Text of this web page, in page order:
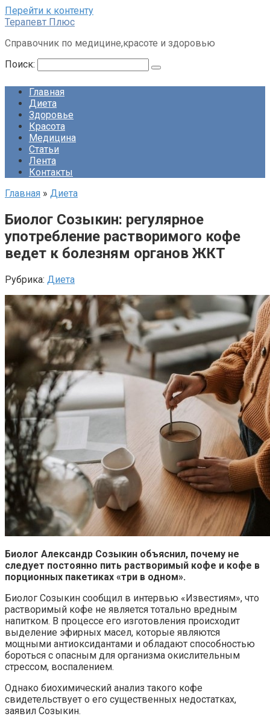
Перейти к контенту
Терапевт Плюс
Справочник по медицине,красоте и здоровью
Поиск:
Главная
Диета
Здоровье
Красота
Медицина
Статьи
Лента
Контакты
Главная » Диета
Биолог Созыкин: регулярное
употребление растворимого кофе
ведет к болезням органов ЖКТ
Рубрика: Диета
Биолог Александр Созыкин объяснил, почему не
следует постоянно пить растворимый кофе и кофе в
порционных пакетиках «три в одном».
Биолог Созыкин сообщил в интервью «Известиям», что
растворимый кофе не является тотально вредным
напитком. В процессе его изготовления происходит
выделение эфирных масел, которые являются
мощными антиоксидантами и обладают способностью
бороться с опасным для организма окислительным
стрессом, воспалением.
Однако биохимический анализ такого кофе
свидетельствует о его существенных недостатках,
заявил Созыкин.